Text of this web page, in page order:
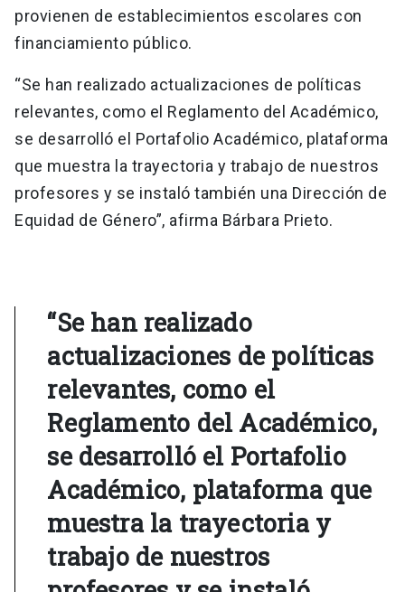
provienen de establecimientos escolares con
financiamiento público.
“Se han realizado actualizaciones de políticas
relevantes, como el Reglamento del Académico,
se desarrolló el Portafolio Académico, plataforma
que muestra la trayectoria y trabajo de nuestros
profesores y se instaló también una Dirección de
Equidad de Género”, afirma Bárbara Prieto.
“Se han realizado
actualizaciones de políticas
relevantes, como el
Reglamento del Académico,
se desarrolló el Portafolio
Académico, plataforma que
muestra la trayectoria y
trabajo de nuestros